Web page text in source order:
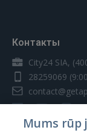
Контакты
City24 SIA,
28259069
Mums